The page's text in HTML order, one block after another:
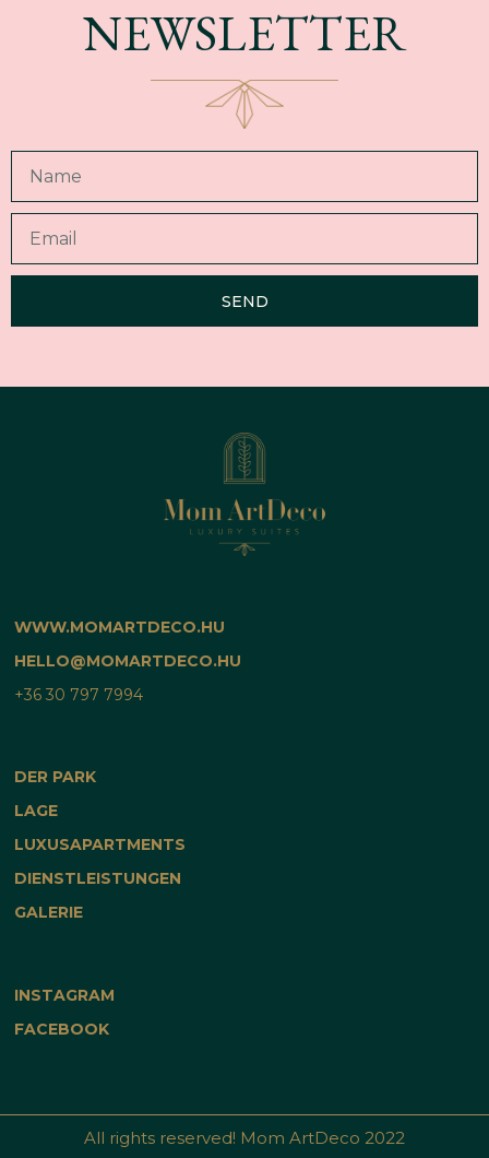
NEWSLETTER
SEND
WWW.MOMARTDECO.HU
HELLO@MOMARTDECO.HU
+36 30 797 7994
DER PARK
LAGE
LUXUSAPARTMENTS
DIENSTLEISTUNGEN
GALERIE
INSTAGRAM
FACEBOOK
All rights reserved! Mom ArtDeco 2022